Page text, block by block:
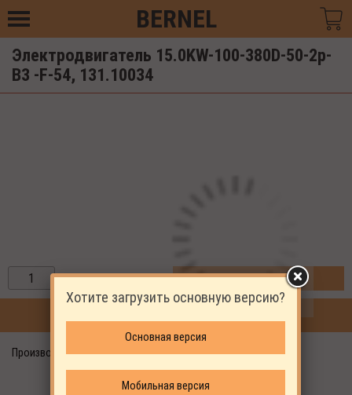
BERNEL
Электродвигатель 15.0KW-100-380D-50-2p-
B3 -F-54, 131.10034
ЗАКАЗАТЬ
Производитель: ALUP
Хотите загрузить основную версию?
Основная версия
Мобильная версия